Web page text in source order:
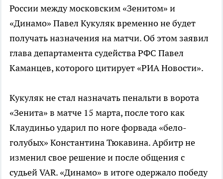
России между московским «Зенитом» и
«Динамо» Павел Кукуляк временно не будет
получать назначения на матчи. Об этом заявил
глава департамента судейства РФС Павел
Каманцев, которого цитирует «РИА Новости».
Кукуляк не стал назначать пенальти в ворота
«Зенита» в матче 15 марта, после того как
Клаудиньо ударил по ноге форвада «бело-
голубых» Константина Тюкавина. Арбитр не
изменил свое решение и после общения с
судьей VAR. «Динамо» в итоге одержало победу